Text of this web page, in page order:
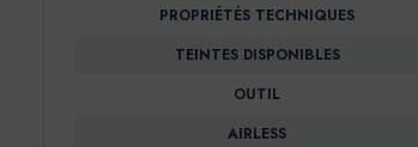
PROPRIÉTÉS TECHNIQUES
TEINTES DISPONIBLES
OUTIL
AIRLESS